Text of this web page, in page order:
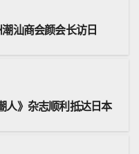
汕商会颜会长访日
》杂志顺利抵达日本